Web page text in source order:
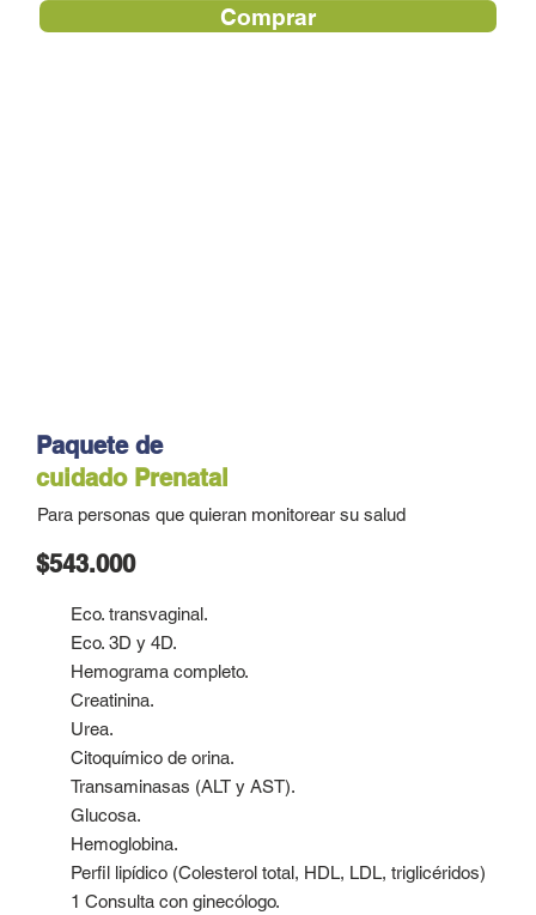
Comprar
Paquete de
cuidado Prenatal
Para personas que quieran monitorear su salud
$543.000
Eco. transvaginal.
Eco. 3D y 4D.
Hemograma completo.
Creatinina.
Urea.
Citoquímico de orina.
Transaminasas (ALT y AST).
Glucosa.
Hemoglobina.
Perfil lipídico (Colesterol total, HDL, LDL, triglicéridos)
1 Consulta con ginecólogo.